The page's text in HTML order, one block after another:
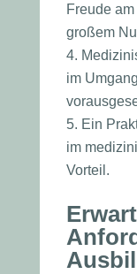
Freude
großem
im
Ein
im
Vorteil.